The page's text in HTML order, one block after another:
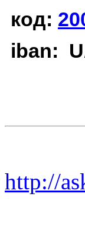
код:
iban:
http://